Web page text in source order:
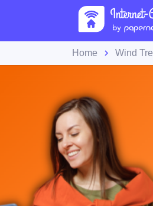
Home Wind Tre